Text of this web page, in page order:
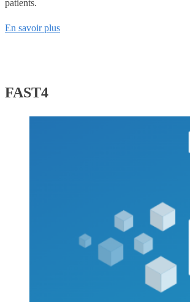
patients.
En savoir plus
FAST4